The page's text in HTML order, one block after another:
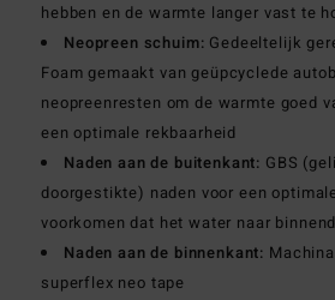
hebben en de warmte langer vast te
Neopreen schuim: Gedeeltelijk
Foam gemaakt van geüpcyclede
neopreenresten om de warmte goed
een optimale rekbaarheid
Naden aan de buitenkant: GBS
doorgestikte) naden voor een
voorkomen dat het water naar
Naden aan de binnenkant:
superflex neo tape